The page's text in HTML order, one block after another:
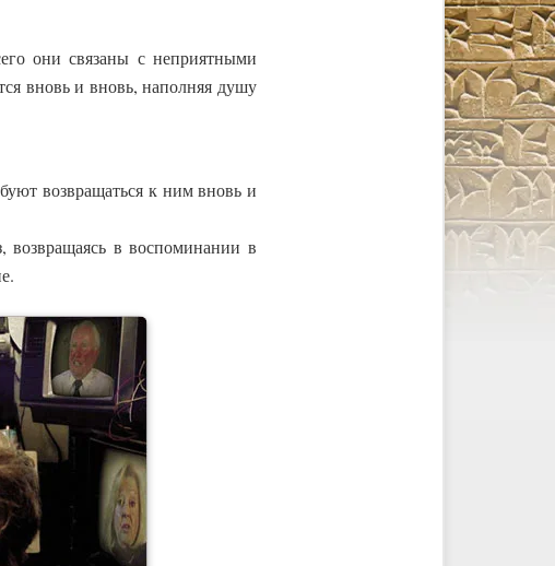
они связаны с неприятными
вновь и вновь, наполняя душу
возвращаться к ним вновь и
в воспоминании в